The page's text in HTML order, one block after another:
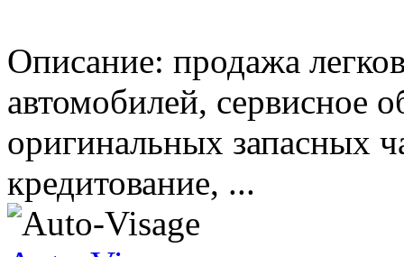
Описание: продажа
автомобилей, сервисное
оригинальных запасных
кредитование, ...